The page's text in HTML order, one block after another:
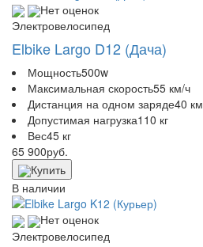
Нет оценок
Электровелосипед
Elbike Largo D12 (Дача)
Мощность500w
Максимальная скорость55 км/ч
Дистанция на одном заряде40 км
Допустимая нагрузка110 кг
Вес45 кг
65 900руб.
Купить
В наличии
Нет оценок
Электровелосипед